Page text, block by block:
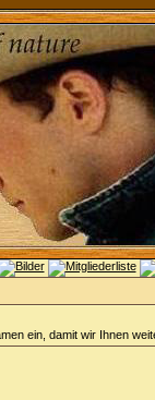
ein, damit wir Ihnen